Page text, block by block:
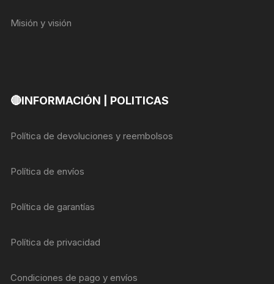
Misión y visión
🔴INFORMACIÓN | POLITICAS
Política de devoluciones y reembolsos
Política de envíos
Política de garantías
Política de privacidad
Condiciones de pago y envíos